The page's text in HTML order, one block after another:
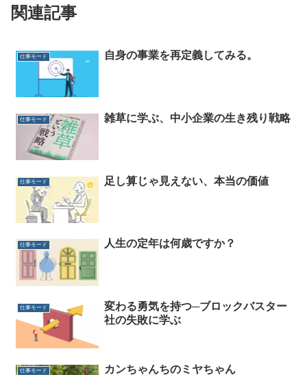
関連記事
仕事モード 自身の事業を再定義してみる。
仕事モード 雑草に学ぶ、中小企業の生き残り戦略
仕事モード 足し算じゃ見えない、本当の価値
仕事モード 人生の定年は何歳ですか？
仕事モード
変わる勇気を持つ─ブロックバスター
社の失敗に学ぶ
仕事モード カンちゃんちのミヤちゃん